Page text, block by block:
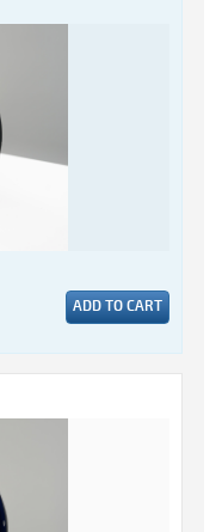
ADD TO CART